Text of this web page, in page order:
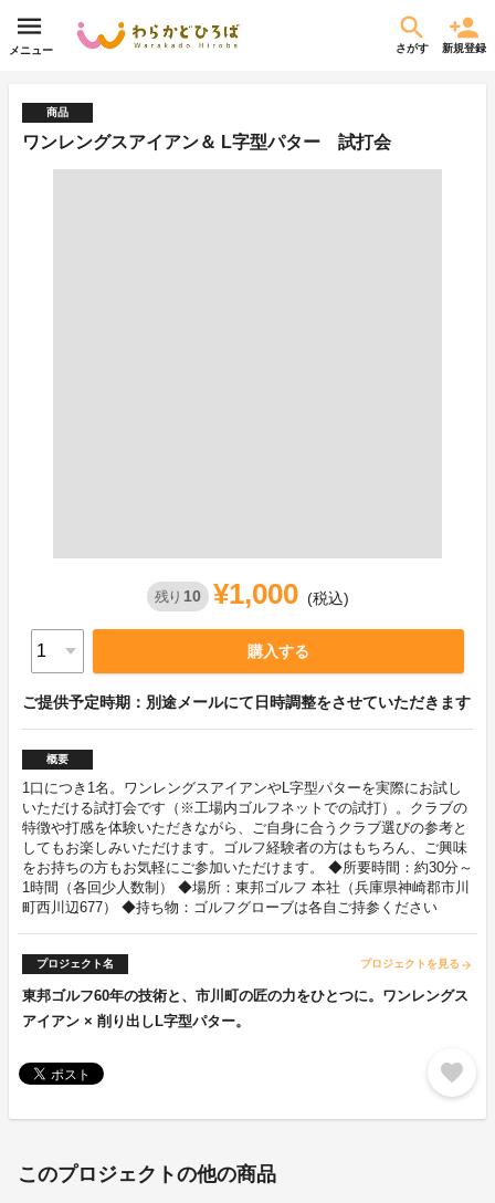
メニュー さがす 新規登録
商品
ワンレングスアイアン＆ L字型パター 試打会
残り 10 ¥1,000 (税込)
購入する
ご提供予定時期：別途メールにて日時調整をさせていただきます
概要
1口につき1名。ワンレングスアイアンやL字型パターを実際にお試し
いただける試打会です（※工場内ゴルフネットでの試打）。クラブの
特徴や打感を体験いただきながら、ご自身に合うクラブ選びの参考と
してもお楽しみいただけます。ゴルフ経験者の方はもちろん、ご興味
をお持ちの方もお気軽にご参加いただけます。 ◆所要時間：約30分～
1時間（各回少人数制） ◆場所：東邦ゴルフ 本社（兵庫県神崎郡市川
町西川辺677） ◆持ち物：ゴルフグローブは各自ご持参ください
プロジェクト名 プロジェクトを見る arrow_forward
東邦ゴルフ60年の技術と、市川町の匠の力をひとつに。ワンレングス
アイアン × 削り出しL字型パター。
favorite
このプロジェクトの他の商品